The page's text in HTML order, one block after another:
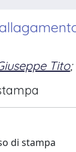
Tito;
di stampa